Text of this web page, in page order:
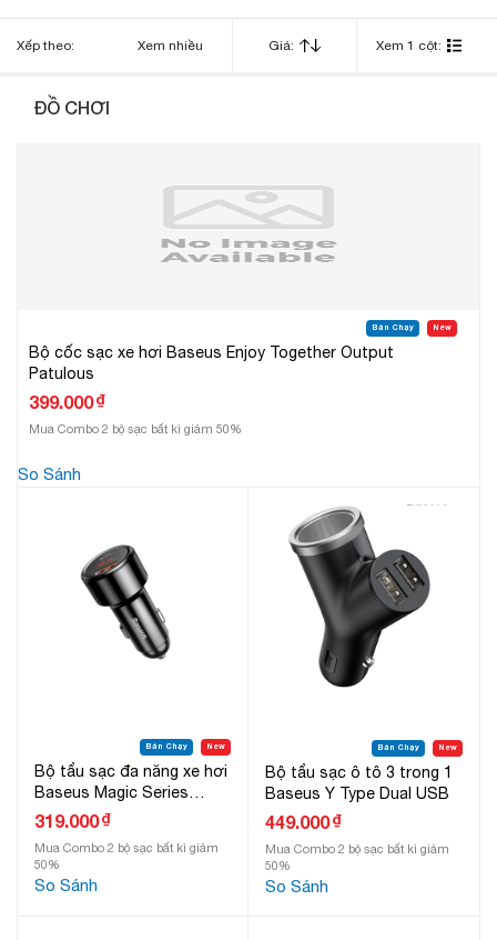
Xếp theo: Xem nhiều Giá: Xem 1 cột:
ĐỒ CHƠI
Bán Chạy New
Bộ cốc sạc xe hơi Baseus Enjoy Together Output
Patulous
399.000₫
Mua Combo 2 bộ sạc bất kì giảm 50%
So Sánh
Bán Chạy New
Bộ tẩu sạc đa năng xe hơi
Baseus Magic Series
Quick Charge
319.000₫
Mua Combo 2 bộ sạc bất kì giảm
50%
So Sánh
Bán Chạy New
Bộ tẩu sạc ô tô 3 trong 1
Baseus Y Type Dual USB
449.000₫
Mua Combo 2 bộ sạc bất kì giảm
50%
So Sánh